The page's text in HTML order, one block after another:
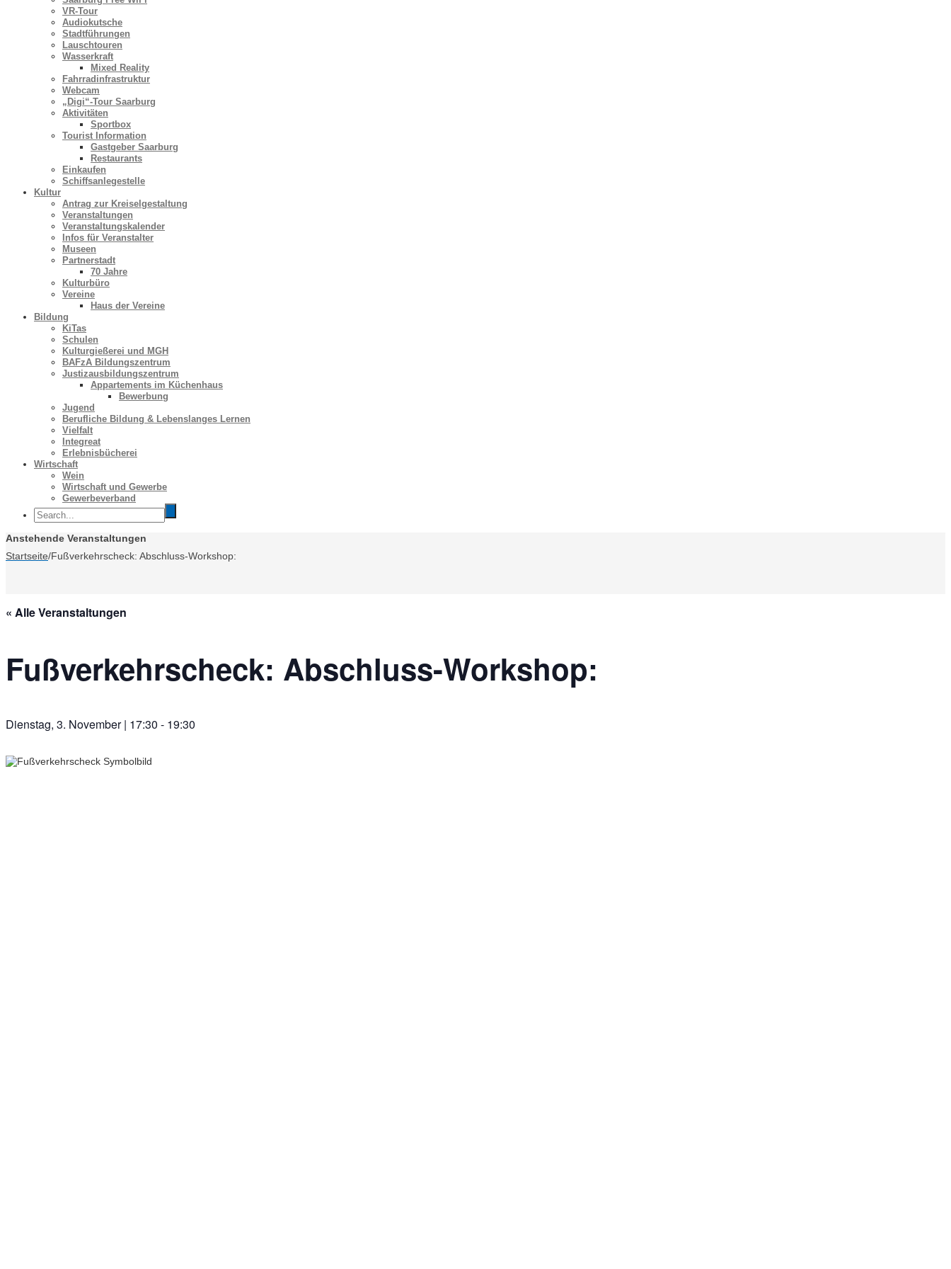
VR-Tour
Audiokutsche
Stadtführungen
Lauschtouren
Wasserkraft
Mixed Reality
Fahrradinfrastruktur
Webcam
„Digi“-Tour Saarburg
Aktivitäten
Sportbox
Tourist Information
Gastgeber Saarburg
Restaurants
Einkaufen
Schiffsanlegestelle
Kultur
Antrag zur Kreiselgestaltung
Veranstaltungen
Veranstaltungskalender
Infos für Veranstalter
Museen
Partnerstadt
70 Jahre
Kulturbüro
Vereine
Haus der Vereine
Bildung
KiTas
Schulen
Kulturgießerei und MGH
BAFzA Bildungszentrum
Justizausbildungszentrum
Appartements im Küchenhaus
Bewerbung
Jugend
Berufliche Bildung & Lebenslanges Lernen
Vielfalt
Integreat
Erlebnisbücherei
Wirtschaft
Wein
Wirtschaft und Gewerbe
Gewerbeverband
Anstehende Veranstaltungen
Startseite/Fußverkehrscheck: Abschluss-Workshop:
« Alle Veranstaltungen
Fußverkehrscheck: Abschluss-Workshop:
Dienstag, 3. November | 17:30 - 19:30